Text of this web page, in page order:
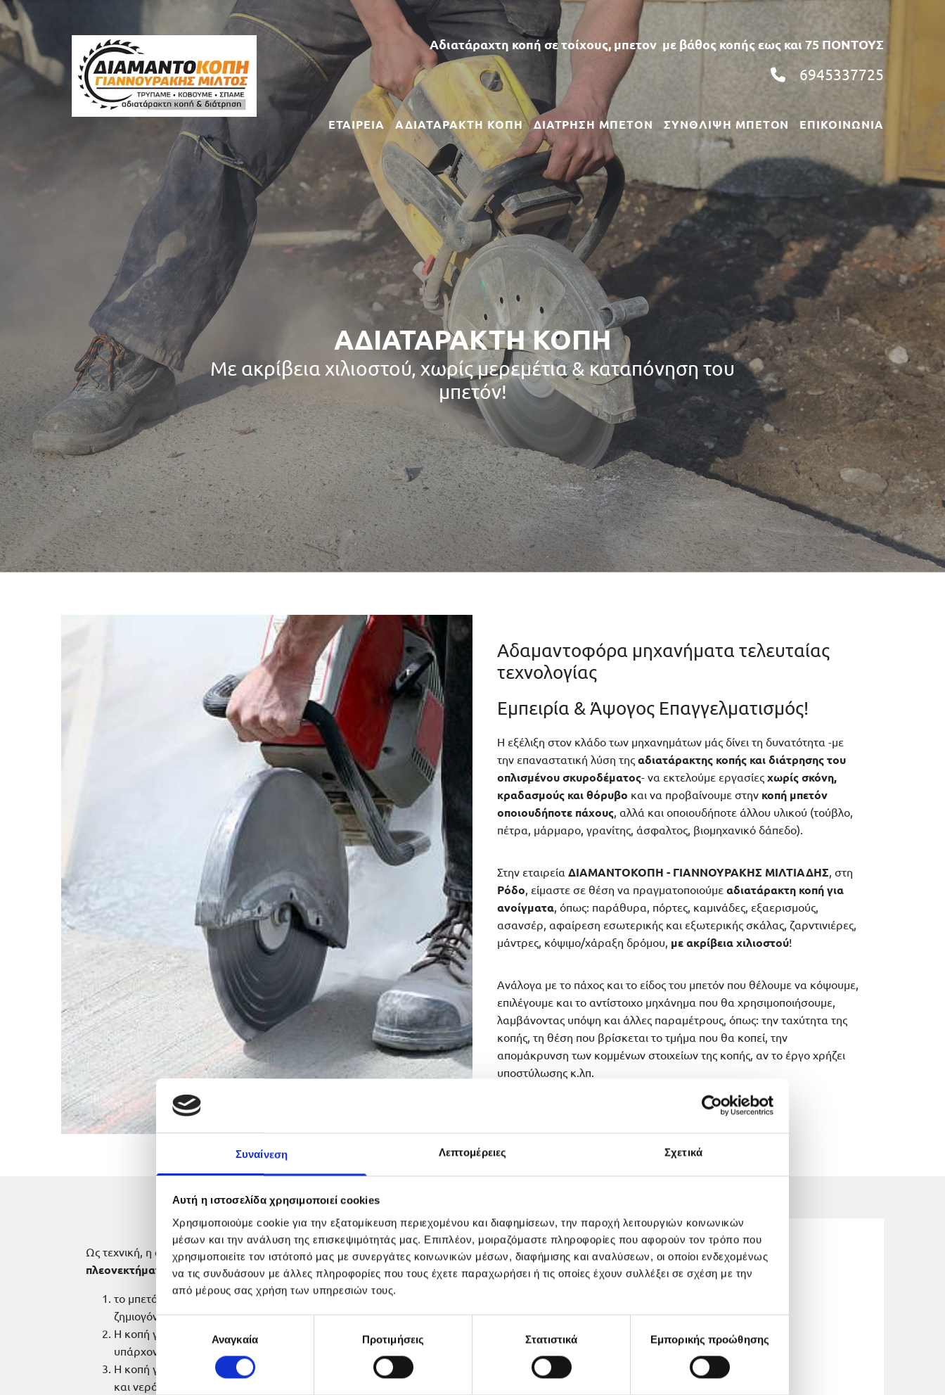
Συναίνεση Λεπτομέρειες Σχετικά
Αυτή η ιστοσελίδα χρησιμοποιεί cookies
Χρησιμοποιούμε cookie για την εξατομίκευση περιεχομένου και διαφημίσεων, την παροχή λειτουργιών κοινωνικών
μέσων και την ανάλυση της επισκεψιμότητάς μας. Επιπλέον, μοιραζόμαστε πληροφορίες που αφορούν τον τρόπο που
χρησιμοποιείτε τον ιστότοπό μας με συνεργάτες κοινωνικών μέσων, διαφήμισης και αναλύσεων, οι οποίοι ενδεχομένως
να τις συνδυάσουν με άλλες πληροφορίες που τους έχετε παραχωρήσει ή τις οποίες έχουν συλλέξει σε σχέση με την
από μέρους σας χρήση των υπηρεσιών τους.
Επιλογή
συγκατάθεσηςΑναγκαία Προτιμήσεις Στατιστικά Εμπορικής προώθησης
Αδιατάραχτη κοπή σε τοίχους, μπετον με βάθος κοπής εως και 75 ΠΟΝΤΟΥΣ
 6945337725
ΕΤΑΙΡΕΙΑ ΑΔΙΑΤΑΡΑΚΤΗ ΚΟΠΗ ΔΙΑΤΡΗΣΗ ΜΠΕΤΟΝ ΣΥΝΘΛΙΨΗ ΜΠΕΤΟΝ ΕΠΙΚΟΙΝΩΝΙΑ
ΑΔΙΑΤΑΡΑΚΤΗ ΚΟΠΗ
Με ακρίβεια χιλιοστού, χωρίς μερεμέτια & καταπόνηση του
μπετόν!
Αδαμαντοφόρα μηχανήματα τελευταίας
τεχνολογίας
Εμπειρία & Άψογος Επαγγελματισμός!
Η εξέλιξη στον κλάδο των μηχανημάτων μάς δίνει τη δυνατότητα -με
την επαναστατική λύση της αδιατάρακτης κοπής και διάτρησης του
οπλισμένου σκυροδέματος- να εκτελούμε εργασίες χωρίς σκόνη,
κραδασμούς και θόρυβο και να προβαίνουμε στην κοπή μπετόν
οποιουδήποτε πάχους, αλλά και οποιουδήποτε άλλου υλικού (τούβλο,
πέτρα, μάρμαρο, γρανίτης, άσφαλτος, βιομηχανικό δάπεδο).
Στην εταιρεία ΔΙΑΜΑΝΤΟΚΟΠΗ - ΓΙΑΝΝΟΥΡΑΚΗΣ ΜΙΛΤΙΑΔΗΣ, στη
Ρόδο, είμαστε σε θέση να πραγματοποιούμε αδιατάρακτη κοπή για
ανοίγματα, όπως: παράθυρα, πόρτες, καμινάδες, εξαερισμούς,
ασανσέρ, αφαίρεση εσωτερικής και εξωτερικής σκάλας, ζαρντινιέρες,
μάντρες, κόψιμο/χάραξη δρόμου, με ακρίβεια χιλιοστού!
Ανάλογα με το πάχος και το είδος του μπετόν που θέλουμε να κόψουμε,
επιλέγουμε και το αντίστοιχο μηχάνημα που θα χρησιμοποιήσουμε,
λαμβάνοντας υπόψη και άλλες παραμέτρους, όπως: την ταχύτητα της
κοπής, τη θέση που βρίσκεται το τμήμα που θα κοπεί, την
απομάκρυνση των κομμένων στοιχείων της κοπής, αν το έργο χρήζει
υποστύλωσης κ.λπ.
Ως τεχνική, η αδιατάρακτη κοπή μπετόνέχει πολύ σημαντικά
πλεονεκτήματα
το μπετόν κόβεται χωρίς κραδασμούς και δονήσεις που θα ήταν
ζημιογόνοι για τη στατικότητα του κτιρίου.
Η κοπή γίνεται με ακρίβεια χιλιοστού, χωρίς να επιβαρύνεται ο
υπάρχον σκελετός του κτιρίου.
Η κοπή γίνεται με δίσκους που έχουν διαμάντια (διαμαντοκοπή)
και νερό, παρέχοντας λείες τελικές επιφάνειες.